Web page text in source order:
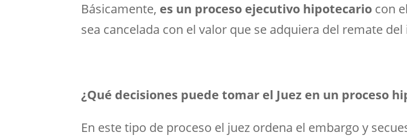
Básicamente, es un proceso ejecutivo hipotecario con
sea cancelada con el valor que se adquiera del remate
¿Qué decisiones puede tomar el Juez en un proceso
En este tipo de proceso el juez ordena el embargo y